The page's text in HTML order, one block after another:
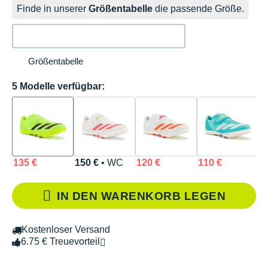
Finde in unserer Größentabelle die passende Größe.
Größentabelle
5 Modelle verfügbar:
135 € 150 €• WC 120 € 110 €
IN DEN WARENKORB LEGEN
Kostenloser Versand
6.75 € Treuevorteil